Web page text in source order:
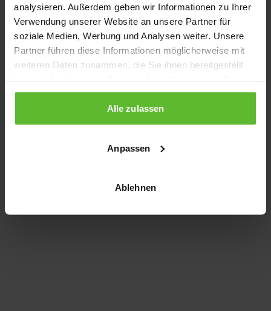
analysieren. Außerdem geben wir Informationen zu Ihrer
Verwendung unserer Website an unsere Partner für
soziale Medien, Werbung und Analysen weiter. Unsere
Partner führen diese Informationen möglicherweise mit
weiteren Daten zusammen, die Sie ihnen bereitgestellt
gesammelt haben.
Alle zulassen
Anpassen
Ablehnen
Application error: a client-side exception has occurred
loading www.kurzwego.de (see the browser console for more
information).